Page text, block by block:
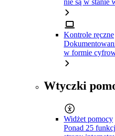
nie są w stanie
Kontrole ręczne
w formie
Wtyczki
Widżet pomocy
Ponad 25